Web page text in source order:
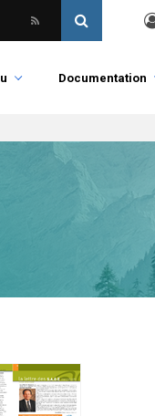
Documentation